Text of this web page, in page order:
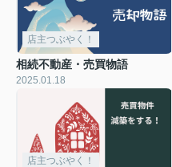
店主つぶやく！
相続不動産・売買物語
2025.01.18
店主つぶやく！